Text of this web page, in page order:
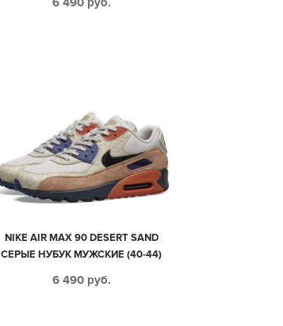
NIKE AIR MAX 90 DESERT SAND
СЕРЫЕ НУБУК МУЖСКИЕ (40-44)
6 490 руб.